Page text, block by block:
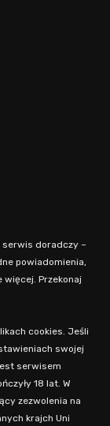
doradczy –
powiadomienia,
więcej. Przekonaj
cookies. Jeśli
swojej
serwisem
18 lat. W
zezwolenia na
krajch Uni